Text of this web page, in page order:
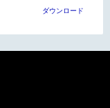
ダウンロード